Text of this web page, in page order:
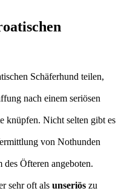
Schäferhund teilen,
nach einem seriösen
knüpfen. Nicht selten gibt es
von Nothunden
Öfteren angeboten.
sehr oft als unseriös zu